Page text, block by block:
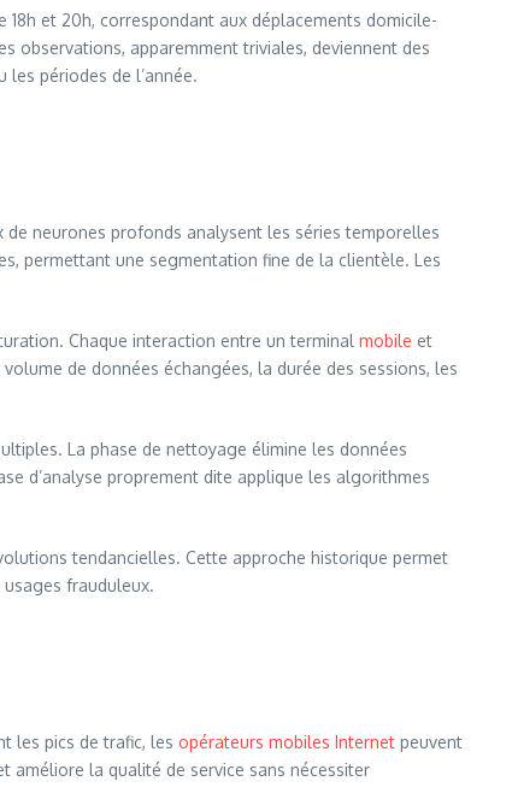
et 20h, correspondant aux déplacements domicile-
observations, apparemment triviales, deviennent des
périodes de l’année.
neurones profonds analysent les séries temporelles
permettant une segmentation fine de la clientèle. Les
Chaque interaction entre un terminal mobile et
de données échangées, la durée des sessions, les
La phase de nettoyage élimine les données
d’analyse proprement dite applique les algorithmes
tendancielles. Cette approche historique permet
frauduleux.
les pics de trafic, les opérateurs mobiles Internet peuvent
améliore la qualité de service sans nécessiter